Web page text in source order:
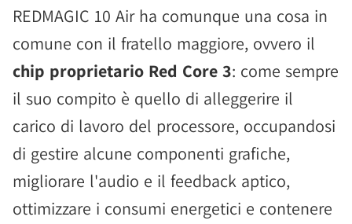
REDMAGIC 10 Air ha comunque una cosa in
comune con il fratello maggiore, ovvero il
chip proprietario Red Core 3: come sempre
il suo compito è quello di alleggerire il
carico di lavoro del processore, occupandosi
di gestire alcune componenti grafiche,
migliorare l'audio e il feedback aptico,
ottimizzare i consumi energetici e contenere